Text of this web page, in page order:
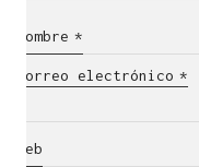
Nombre *
Correo electrónico *
Web